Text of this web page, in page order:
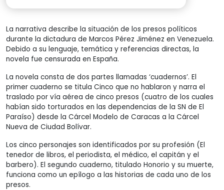
La narrativa describe la situación de los presos políticos
durante la dictadura de Marcos Pérez Jiménez en Venezuela.
Debido a su lenguaje, temática y referencias directas, la
novela fue censurada en España.
La novela consta de dos partes llamadas ‘cuadernos’. El
primer cuaderno se titula Cinco que no hablaron y narra el
traslado por vía aérea de cinco presos (cuatro de los cuales
habían sido torturados en las dependencias de la SN de El
Paraíso) desde la Cárcel Modelo de Caracas a la Cárcel
Nueva de Ciudad Bolívar.
Los cinco personajes son identificados por su profesión (El
tenedor de libros, el periodista, el médico, el capitán y el
barbero). El segundo cuaderno, titulado Honorio y su muerte,
funciona como un epílogo a las historias de cada uno de los
presos.